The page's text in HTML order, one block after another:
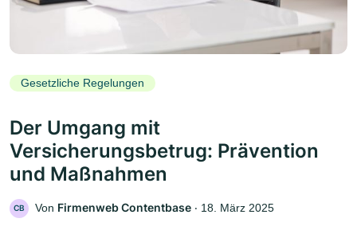
Gesetzliche Regelungen
Der Umgang mit
Versicherungsbetrug: Prävention
und Maßnahmen
CB Von Firmenweb Contentbase ‧ 18. März 2025